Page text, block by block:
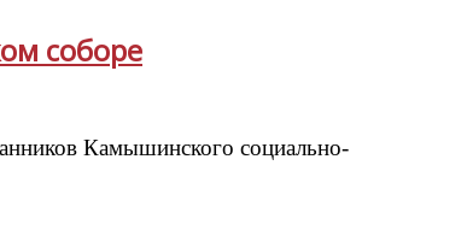
соборе
Камышинского социально-